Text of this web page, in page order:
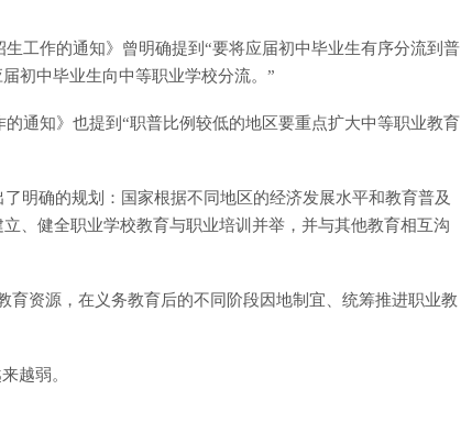
工作的通知》曾明确提到“要将应届初中毕业生有序分流到普
初中毕业生向中等职业学校分流。”
通知》也提到“职普比例较低的地区要重点扩大中等职业教育
明确的规划：国家根据不同地区的经济发展水平和教育普及
、健全职业学校教育与职业培训并举，并与其他教育相互沟
资源，在义务教育后的不同阶段因地制宜、统筹推进职业教
越弱。